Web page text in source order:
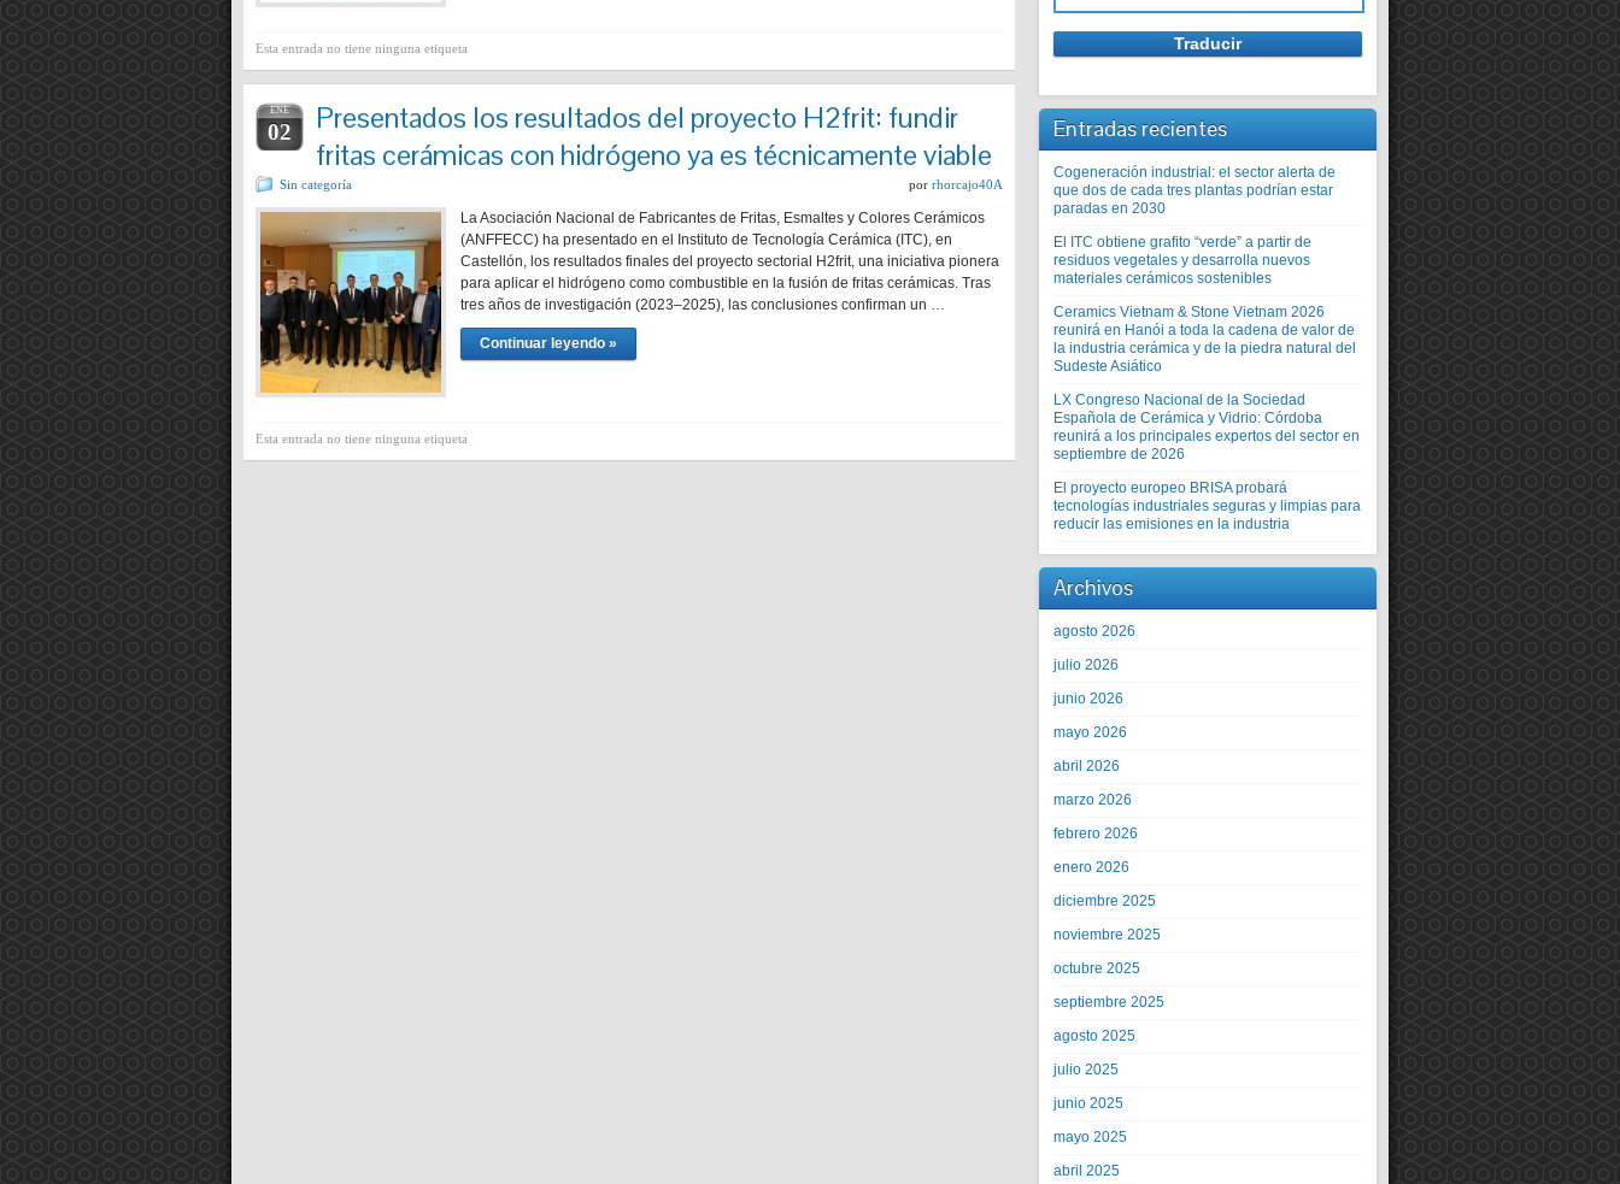
Esta entrada no tiene ninguna etiqueta
ENE
02
Presentados los resultados del proyecto H2frit: fundir
fritas cerámicas con hidrógeno ya es técnicamente viable
Sin categoría por rhorcajo40A
La Asociación Nacional de Fabricantes de Fritas, Esmaltes y Colores Cerámicos
(ANFFECC) ha presentado en el Instituto de Tecnología Cerámica (ITC), en
Castellón, los resultados finales del proyecto sectorial H2frit, una iniciativa pionera
para aplicar el hidrógeno como combustible en la fusión de fritas cerámicas. Tras
tres años de investigación (2023–2025), las conclusiones confirman un …
Continuar leyendo »
Esta entrada no tiene ninguna etiqueta
Entradas recientes
Cogeneración industrial: el sector alerta de
que dos de cada tres plantas podrían estar
paradas en 2030
El ITC obtiene grafito “verde” a partir de
residuos vegetales y desarrolla nuevos
materiales cerámicos sostenibles
Ceramics Vietnam & Stone Vietnam 2026
reunirá en Hanói a toda la cadena de valor de
la industria cerámica y de la piedra natural del
Sudeste Asiático
LX Congreso Nacional de la Sociedad
Española de Cerámica y Vidrio: Córdoba
reunirá a los principales expertos del sector en
septiembre de 2026
El proyecto europeo BRISA probará
tecnologías industriales seguras y limpias para
reducir las emisiones en la industria
Archivos
agosto 2026
julio 2026
junio 2026
mayo 2026
abril 2026
marzo 2026
febrero 2026
enero 2026
diciembre 2025
noviembre 2025
octubre 2025
septiembre 2025
agosto 2025
julio 2025
junio 2025
mayo 2025
abril 2025